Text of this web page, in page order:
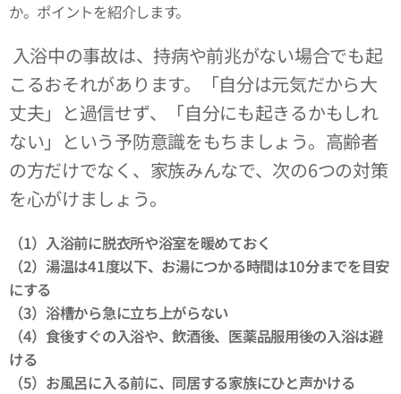
か。ポイントを紹介します。
入浴中の事故は、持病や前兆がない場合でも起
こるおそれがあります。「自分は元気だから大
丈夫」と過信せず、「自分にも起きるかもしれ
ない」という予防意識をもちましょう。高齢者
の方だけでなく、家族みんなで、次の6つの対策
を心がけましょう。
（1）入浴前に脱衣所や浴室を暖めておく
（2）湯温は41度以下、お湯につかる時間は10分までを目安
にする
（3）浴槽から急に立ち上がらない
（4）食後すぐの入浴や、飲酒後、医薬品服用後の入浴は避
ける
（5）お風呂に入る前に、同居する家族にひと声かける